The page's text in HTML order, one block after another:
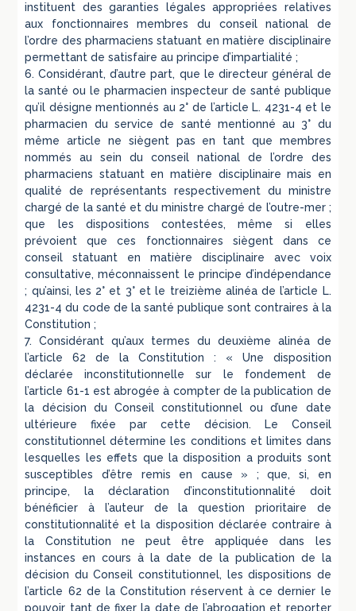
instituent des garanties légales appropriées relatives
aux fonctionnaires membres du conseil national de
l’ordre des pharmaciens statuant en matière disciplinaire
permettant de satisfaire au principe d’impartialité ;
6. Considérant, d’autre part, que le directeur général de
la santé ou le pharmacien inspecteur de santé publique
qu’il désigne mentionnés au 2° de l’article L. 4231-4 et le
pharmacien du service de santé mentionné au 3° du
même article ne siègent pas en tant que membres
nommés au sein du conseil national de l’ordre des
pharmaciens statuant en matière disciplinaire mais en
qualité de représentants respectivement du ministre
chargé de la santé et du ministre chargé de l’outre-mer ;
que les dispositions contestées, même si elles
prévoient que ces fonctionnaires siègent dans ce
conseil statuant en matière disciplinaire avec voix
consultative, méconnaissent le principe d’indépendance
; qu’ainsi, les 2° et 3° et le treizième alinéa de l’article L.
4231-4 du code de la santé publique sont contraires à la
Constitution ;
7. Considérant qu’aux termes du deuxième alinéa de
l’article 62 de la Constitution : « Une disposition
déclarée inconstitutionnelle sur le fondement de
l’article 61-1 est abrogée à compter de la publication de
la décision du Conseil constitutionnel ou d’une date
ultérieure fixée par cette décision. Le Conseil
constitutionnel détermine les conditions et limites dans
lesquelles les effets que la disposition a produits sont
susceptibles d’être remis en cause » ; que, si, en
principe, la déclaration d’inconstitutionnalité doit
bénéficier à l’auteur de la question prioritaire de
constitutionnalité et la disposition déclarée contraire à
la Constitution ne peut être appliquée dans les
instances en cours à la date de la publication de la
décision du Conseil constitutionnel, les dispositions de
l’article 62 de la Constitution réservent à ce dernier le
pouvoir tant de fixer la date de l’abrogation et reporter